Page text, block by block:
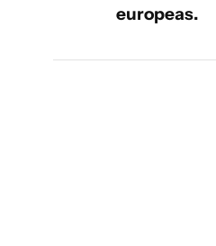
europeas.